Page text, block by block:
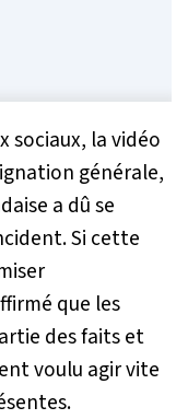
sociaux, la vidéo
générale,
a dû se
Si cette
que les
des faits et
voulu agir vite